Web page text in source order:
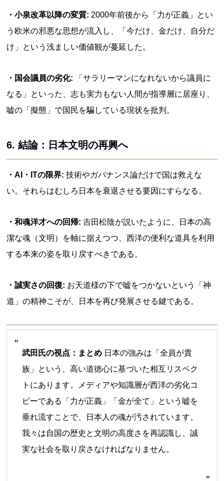
・小泉改革以降の変質: 2000年前後から「力が正義」とい
う欧米の邪悪な思想が流入し、「今だけ、金だけ、自分だ
け」という浅ましい価値観が蔓延した。
・国会議員の劣化: 「サラリーマンになれないから議員に
なる」といった、志も実力もない人間が指導層に居座り、
嘘の「擬態」で国民を騙している現状を批判。
6. 結論：日本文明の再興へ
・AI・ITの限界: 技術やガバナンス論だけで国は救えな
い。それらはむしろ日本を衰退させる要因にすらなる。
・和魂洋才への回帰: 吉田松陰が説いたように、日本の高
潔な魂（文明）を軸に据えつつ、西洋の便利な道具を利用
する本来の姿を取り戻すべきである。
・誠実さの回復: お天道様の下で嘘をつかないという「神
道」の精神こそが、日本を再び発展させる鍵である。
武田氏の視点：まとめ 日本の強みは「全員が貴
族」という、高い道徳心に基づいた相互リスペク
トにあります。メディアや知識層が西洋の劣化コ
ピーである「力が正義」「金が全て」という嘘を
垂れ流すことで、日本人の魂が汚されています。
我々は自国の歴史と文明の高度さを再認識し、誠
実な社会を取り戻さなければなりません。